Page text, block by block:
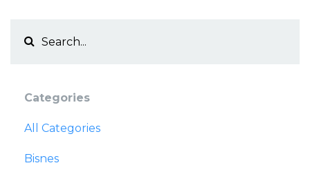
Categories
All Categories
Bisnes